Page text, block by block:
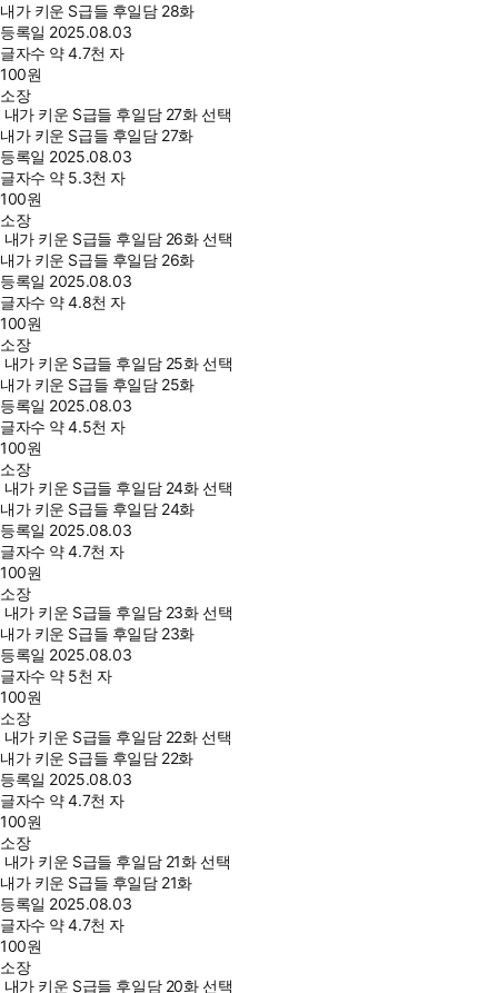
내가 키운 S급들 후일담 28화
등록일 2025.08.03
글자수 약 4.7천 자
100원
소장
내가 키운 S급들 후일담 27화 선택
내가 키운 S급들 후일담 27화
등록일 2025.08.03
글자수 약 5.3천 자
100원
소장
내가 키운 S급들 후일담 26화 선택
내가 키운 S급들 후일담 26화
등록일 2025.08.03
글자수 약 4.8천 자
100원
소장
내가 키운 S급들 후일담 25화 선택
내가 키운 S급들 후일담 25화
등록일 2025.08.03
글자수 약 4.5천 자
100원
소장
내가 키운 S급들 후일담 24화 선택
내가 키운 S급들 후일담 24화
등록일 2025.08.03
글자수 약 4.7천 자
100원
소장
내가 키운 S급들 후일담 23화 선택
내가 키운 S급들 후일담 23화
등록일 2025.08.03
글자수 약 5천 자
100원
소장
내가 키운 S급들 후일담 22화 선택
내가 키운 S급들 후일담 22화
등록일 2025.08.03
글자수 약 4.7천 자
100원
소장
내가 키운 S급들 후일담 21화 선택
내가 키운 S급들 후일담 21화
등록일 2025.08.03
글자수 약 4.7천 자
100원
소장
내가 키운 S급들 후일담 20화 선택